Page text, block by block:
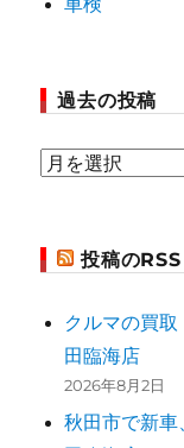
車検
過去の投稿
過
投
投稿のRSS
クルマの買
田臨海店
2026年8月2日
秋田市で新車